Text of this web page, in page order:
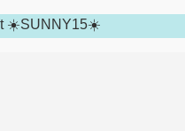
☀️SUNNY15☀️